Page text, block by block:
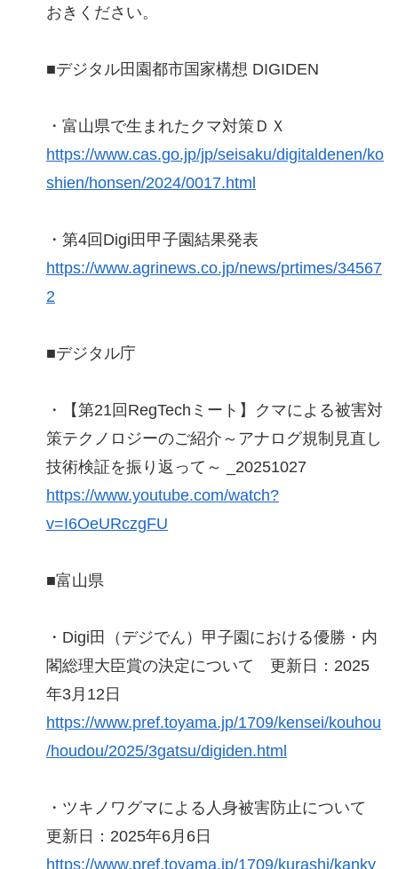
おきください。
■デジタル田園都市国家構想 DIGIDEN
・富山県で生まれたクマ対策ＤＸ
https://www.cas.go.jp/jp/seisaku/digitaldenen/ko
shien/honsen/2024/0017.html
・第4回Digi田甲子園結果発表
https://www.agrinews.co.jp/news/prtimes/34567
2
■デジタル庁
・【第21回RegTechミート】クマによる被害対
策テクノロジーのご紹介～アナログ規制見直し
技術検証を振り返って～ _20251027
https://www.youtube.com/watch?
v=I6OeURczgFU
■富山県
・Digi田（デジでん）甲子園における優勝・内
閣総理大臣賞の決定について 更新日：2025
年3月12日
https://www.pref.toyama.jp/1709/kensei/kouhou
/houdou/2025/3gatsu/digiden.html
・ツキノワグマによる人身被害防止について
更新日：2025年6月6日
https://www.pref.toyama.jp/1709/kurashi/kanky